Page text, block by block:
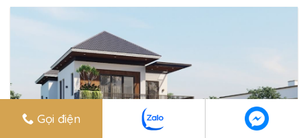
Gọi điện